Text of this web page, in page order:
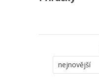
nejnovější